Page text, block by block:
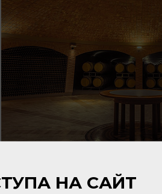
НА САЙТ